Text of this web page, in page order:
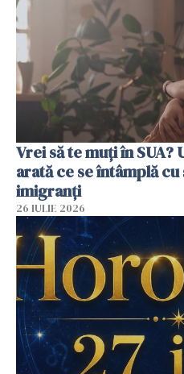
Vrei să te muți în
arată ce se întâmplă
imigranți
26 IULIE 2026